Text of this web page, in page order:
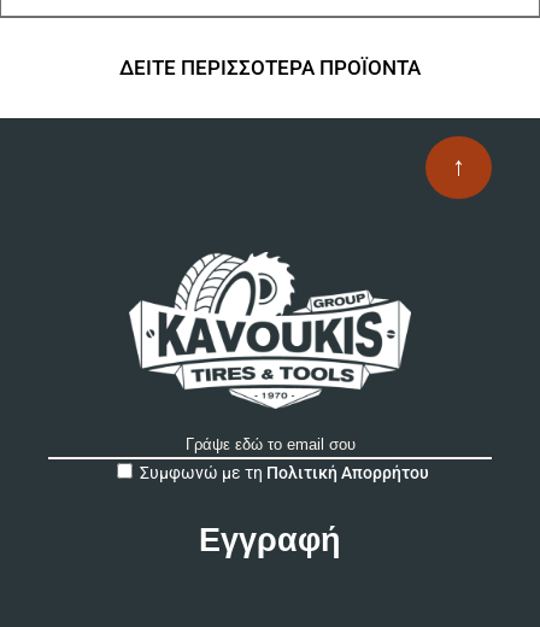
ΔΕΙΤΕ ΠΕΡΙΣΣΟΤΕΡΑ ΠΡΟΪΟΝΤΑ
↑
Συμφωνώ με τη Πολιτική Απορρήτου